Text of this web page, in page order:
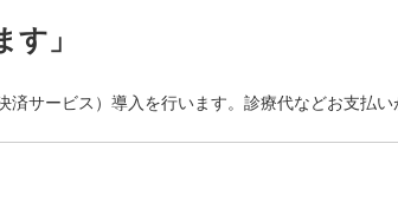
す」
サービス）導入を行います。診療代などお支払